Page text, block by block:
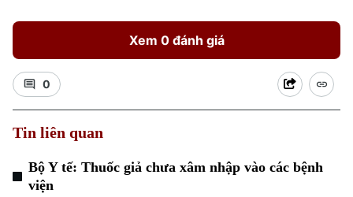
Xem 0 đánh giá
0
Tin liên quan
Bộ Y tế: Thuốc giả chưa xâm nhập vào các bệnh
viện